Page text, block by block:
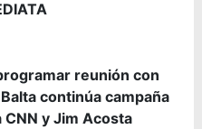
reunión con
continúa campaña
CNN y Jim Acosta